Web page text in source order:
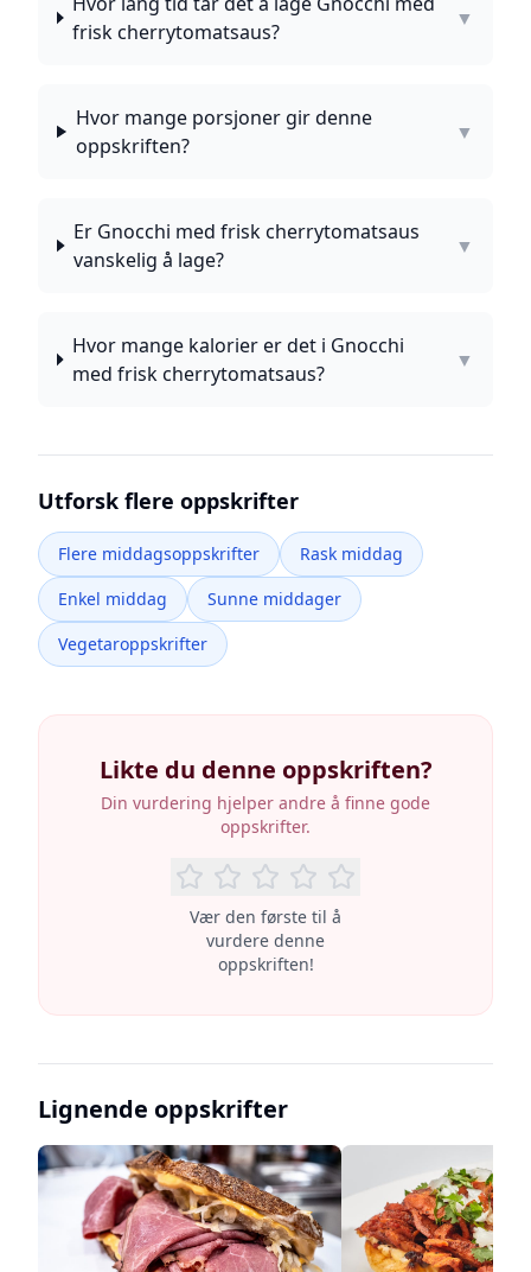
frisk cherrytomatsaus?
▼
Hvor mange porsjoner gir denne
oppskriften?
▼
Er Gnocchi med frisk cherrytomatsaus
vanskelig å lage?
▼
Hvor mange kalorier er det i Gnocchi
med frisk cherrytomatsaus?
▼
Utforsk flere oppskrifter
Flere middagsoppskrifter
Rask middag
Enkel middag
Sunne middager
Vegetaroppskrifter
Likte du denne oppskriften?
Din vurdering hjelper andre å finne gode
oppskrifter.
Vær den første til å
vurdere denne
oppskriften!
Lignende oppskrifter